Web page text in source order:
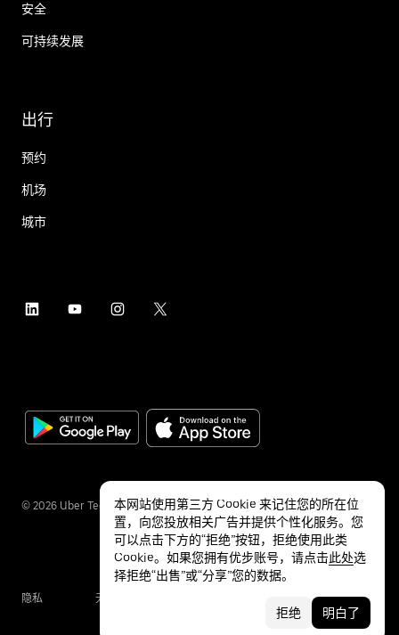
安全
可持续发展
出行
预约
机场
城市
© 2026 Uber Technologies Inc.
隐私 无障碍服务
本网站使用第三方 Cookie 来记住您的所在位
置，向您投放相关广告并提供个性化服务。您
可以点击下方的“拒绝”按钮，拒绝使用此类
Cookie。如果您拥有优步账号，请点击此处选
择拒绝“出售”或“分享”您的数据。
拒绝 明白了